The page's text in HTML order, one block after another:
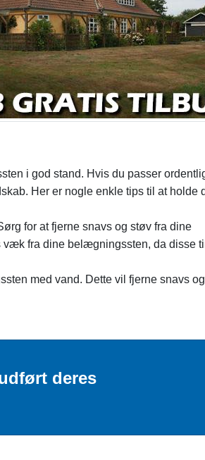
i god stand. Hvis du passer
Her er nogle enkle tips til at holde
for at fjerne snavs og støv fra dine
væk fra dine belægningssten, da disse
med vand. Dette vil fjerne snavs
deres